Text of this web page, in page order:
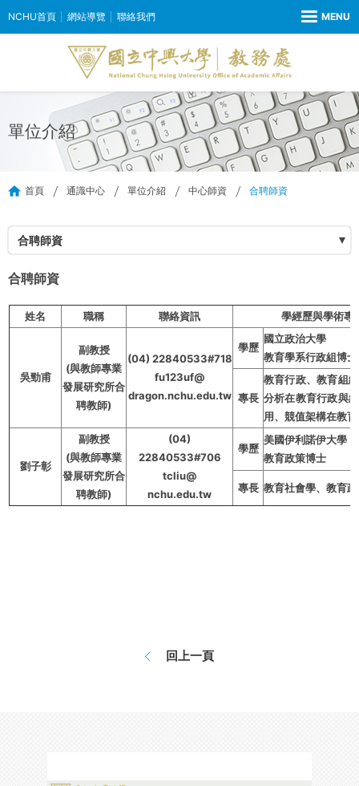
NCHU首頁 網站導覽 聯絡我們
單位介紹
首頁 通識中心 單位介紹 中心師資 合聘師資
合聘師資
合聘師資
姓名 職稱 聯絡資訊 學經歷與學術專
吳勁甫
副教授
(與教師專業
發展研究所合
聘教師)
(04) 22840533#718
fu123uf@
dragon.nchu.edu.tw
學歷
國立政治大學
教育學系行政組博士
專長
教育行政、教育組
分析在教育行政與
用、競值架構在教
劉子彰
副教授
(與教師專業
發展研究所合
聘教師)
(04)
22840533#706
tcliu@
nchu.edu.tw
學歷
美國伊利諾伊大學
教育政策博士
專長 教育社會學、教育
回上一頁